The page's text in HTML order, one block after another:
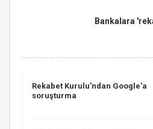
Bankalara
Rekabet Kurulu'ndan Google'a
soruşturma